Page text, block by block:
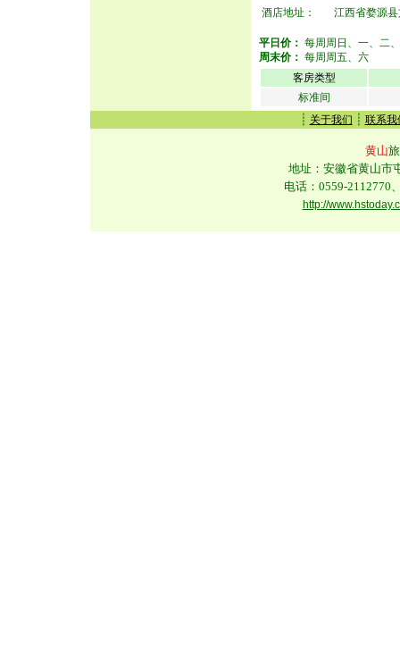
酒店地址：
江西省婺源
平日价： 每周周日、一、二
周末价： 每周周五、六
客房类型
标准间
┊ 关于我们 ┊ 联系我
黄山
地址：安徽省黄山市
电话：0559-2112770
http://